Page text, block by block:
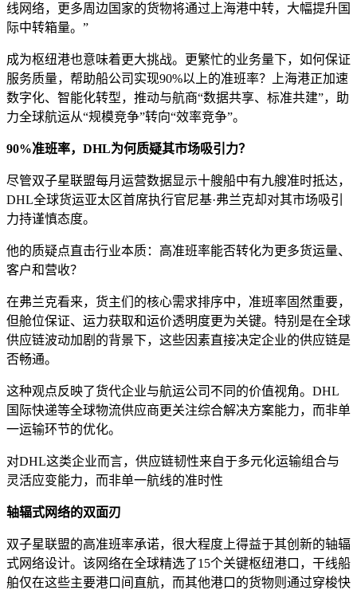
线网络，更多周边国家的货物将通过上海港中转，大幅提升国
际中转箱量。”
成为枢纽港也意味着更大挑战。更繁忙的业务量下，如何保证
服务质量，帮助船公司实现90%以上的准班率？上海港正加速
数字化、智能化转型，推动与航商“数据共享、标准共建”，助
力全球航运从“规模竞争”转向“效率竞争”。
90%准班率，DHL为何质疑其市场吸引力？
尽管双子星联盟每月运营数据显示十艘船中有九艘准时抵达，
DHL全球货运亚太区首席执行官尼基·弗兰克却对其市场吸引
力持谨慎态度。
他的质疑点直击行业本质：高准班率能否转化为更多货运量、
客户和营收？
在弗兰克看来，货主们的核心需求排序中，准班率固然重要，
但舱位保证、运力获取和运价透明度更为关键。特别是在全球
供应链波动加剧的背景下，这些因素直接决定企业的供应链是
否畅通。
这种观点反映了货代企业与航运公司不同的价值视角。DHL
国际快递等全球物流供应商更关注综合解决方案能力，而非单
一运输环节的优化。
对DHL这类企业而言，供应链韧性来自于多元化运输组合与
灵活应变能力，而非单一航线的准时性
轴辐式网络的双面刃
双子星联盟的高准班率承诺，很大程度上得益于其创新的轴辐
式网络设计。该网络在全球精选了15个关键枢纽港口，干线船
舶仅在这些主要港口间直航，而其他港口的货物则通过穿梭快